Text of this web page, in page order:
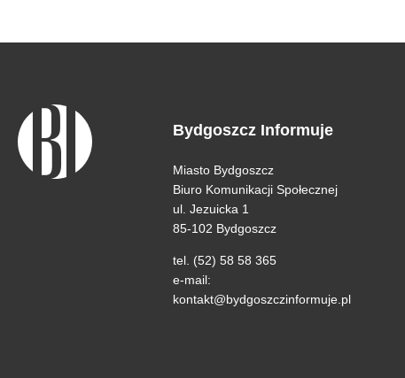
Bydgoszcz Informuje
Miasto Bydgoszcz
Biuro Komunikacji Społecznej
ul. Jezuicka 1
85-102 Bydgoszcz
tel. (52) 58 58 365
e-mail:
kontakt@bydgoszczinformuje.pl